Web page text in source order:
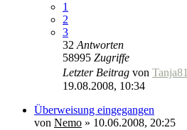
1
2
3
32 Antworten
58995 Zugriffe
Letzter Beitrag von Tanja81
19.08.2008, 10:34
Überweisung eingegangen
von Nemo » 10.06.2008, 20:25